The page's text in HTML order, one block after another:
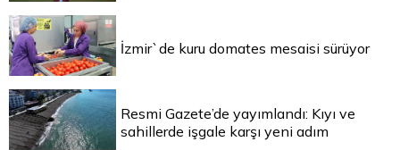
İzmir`de kuru domates mesaisi sürüyor
Resmi Gazete’de yayımlandı: Kıyı ve
sahillerde işgale karşı yeni adım